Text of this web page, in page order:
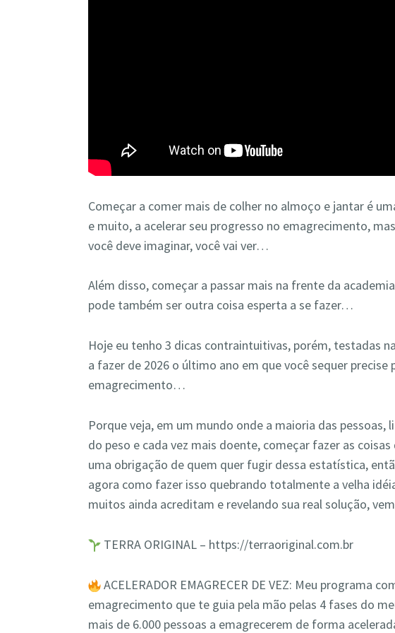
Começar a comer mais de colher no almoço e jantar é
e muito, a acelerar seu progresso no emagrecimento,
você deve imaginar, você vai ver…
Além disso, começar a passar mais na frente da
pode também ser outra coisa esperta a se fazer…
Hoje eu tenho 3 dicas contraintuitivas, porém, testadas
a fazer de 2026 o último ano em que você sequer precise
emagrecimento…
Porque veja, em um mundo onde a maioria das pessoas,
do peso e cada vez mais doente, começar fazer as
uma obrigação de quem quer fugir dessa estatística,
agora como fazer isso quebrando totalmente a velha
muitos ainda acreditam e revelando sua real solução,
TERRA ORIGINAL – https://terraoriginal.com.br
ACELERADOR EMAGRECER DE VEZ: Meu programa
emagrecimento que te guia pela mão pelas 4 fases do
mais de 6.000 pessoas a emagrecerem de forma